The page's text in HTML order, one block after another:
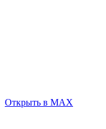
Открыть в MAX